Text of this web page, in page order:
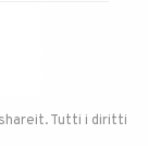
Tutti i diritti